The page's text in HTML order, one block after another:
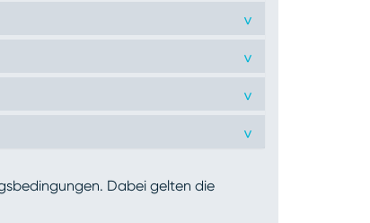
>
>
>
>
Dabei gelten die